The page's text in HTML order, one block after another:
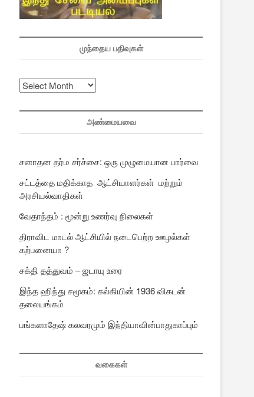
முந்தைய பதிவுகள்
முந்தைய
பதிவுகள்
அண்மையவை
சனாதன தர்ம சர்ச்சை: ஒரு முழுமையான பார்வை
சட்டத்தை மதிக்காத ஆட்சியாளர்கள் மற்றும்
அரசியல்வாதிகள்
வேதாந்தம் : மூன்று உணர்வு நிலைகள்
திராவிட மாடல் ஆட்சியில் நடைபெற்ற ஊழல்கள்
கற்பனையா ?
சக்தி தத்துவம் – ஜடாயு உரை
இந்த ஹிந்து சமூகம்: கல்கியின் 1936 விகடன்
தலையங்கம்
பங்களாதேஷ் கலவரமும் இந்தியாவின்பாதுகாப்பும்
வகைகள்